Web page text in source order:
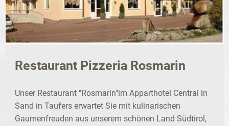
Restaurant Pizzeria Rosmarin
Unser Restaurant "Rosmarin"im Apparthotel Central in
Sand in Taufers erwartet Sie mit kulinarischen
Gaumenfreuden aus unserem schönen Land Südtirol,